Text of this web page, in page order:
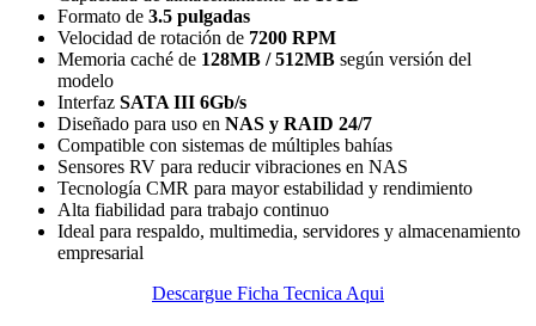
Formato de 3.5 pulgadas
Velocidad de rotación de 7200 RPM
Memoria caché de 128MB / 512MB según versión del
modelo
Interfaz SATA III 6Gb/s
Diseñado para uso en NAS y RAID 24/7
Compatible con sistemas de múltiples bahías
Sensores RV para reducir vibraciones en NAS
Tecnología CMR para mayor estabilidad y rendimiento
Alta fiabilidad para trabajo continuo
Ideal para respaldo, multimedia, servidores y almacenamiento
empresarial
Descargue Ficha Tecnica Aqui